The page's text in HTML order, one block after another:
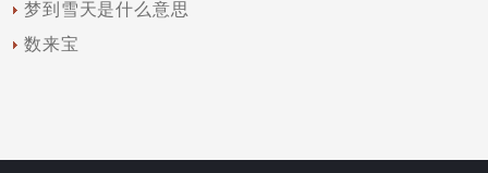
梦到雪天是什么意思
数来宝